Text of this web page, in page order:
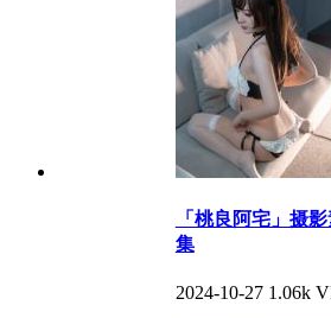
「桃良阿宅」摄
集
2024-10-27 1.06k